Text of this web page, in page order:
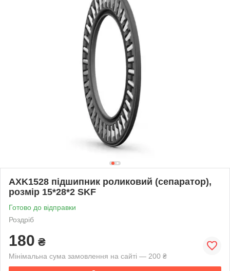
AXK1528 підшипник роликовий (сепаратор),
розмір 15*28*2 SKF
Готово до відправки
Роздріб
180 ₴
Мінімальна сума замовлення на сайті — 200 ₴